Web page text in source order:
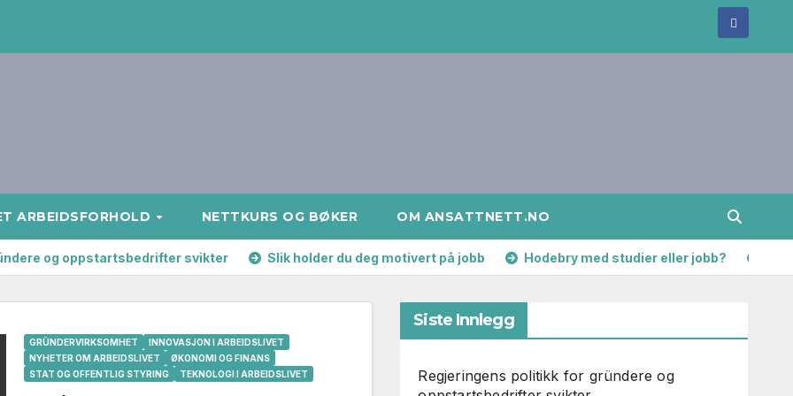
ARBEIDSFORHOLD NETTKURS OG BØKER OM ANSATTNETT.NO
og oppstartsbedrifter svikter Slik holder du deg motivert på jobb Hodebry med studier eller jobb?
GRÜNDERVIRKSOMHET
INNOVASJON I ARBEIDSLIVET
NYHETER OM ARBEIDSLIVET
ØKONOMI OG FINANS
STAT OG OFFENTLIG STYRING
TEKNOLOGI I ARBEIDSLIVET
Siste Innlegg
Regjeringens politikk for gründere og